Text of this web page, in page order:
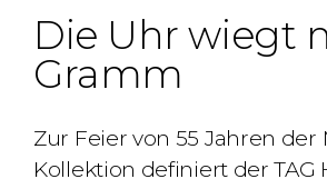
Die Uhr wiegt
Gramm
Zur Feier von 55 Jahren der
Kollektion definiert der TAG